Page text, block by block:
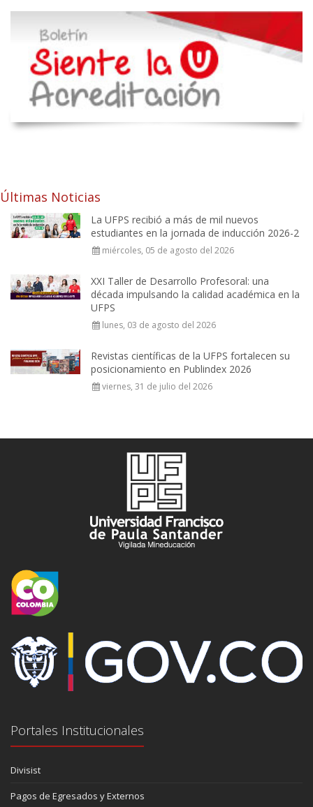
Últimas Noticias
La UFPS recibió a más de mil nuevos
estudiantes en la jornada de inducción 2026-2
miércoles, 05 de agosto del 2026
XXI Taller de Desarrollo Profesoral: una
década impulsando la calidad académica en la
UFPS
lunes, 03 de agosto del 2026
Revistas científicas de la UFPS fortalecen su
posicionamiento en Publindex 2026
viernes, 31 de julio del 2026
Portales Institucionales
Divisist
Pagos de Egresados y Externos